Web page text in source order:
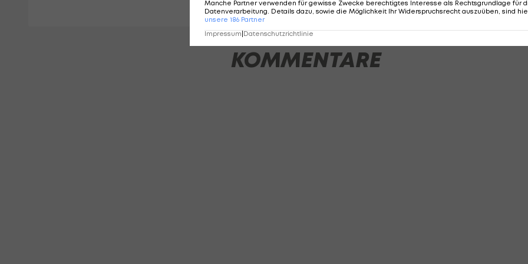
KOMMENTARE
Manche Partner verwenden für gewisse Zwecke berechtigtes Interesse als Rechtsgrundlage für
Datenverarbeitung. Details dazu, sowie die Möglichkeit Ihr Widerspruchsrecht auszuüben, sind
unsere 186 Partner
Impressum|Datenschutzrichtlinie